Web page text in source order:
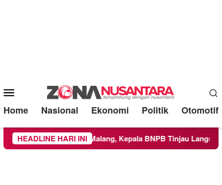
Mobile
Menu
Home Nasional Ekonomi Politik Otomotif
HEADLINE HARI INI
Kabupaten Malang, Kepala BNPB Tinjau Langsung